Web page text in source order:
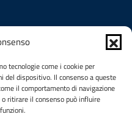
tecnologie come i cookie per
del dispositivo. Il consenso a queste
il comportamento di navigazione
ritirare il consenso può influire